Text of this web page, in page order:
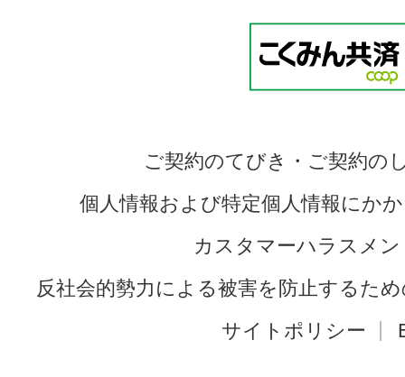
ご契約のてびき・ご契約の
個人情報および特定個人情報にか
カスタマーハラスメ
反社会的勢力による被害を防止するた
サイトポリシー